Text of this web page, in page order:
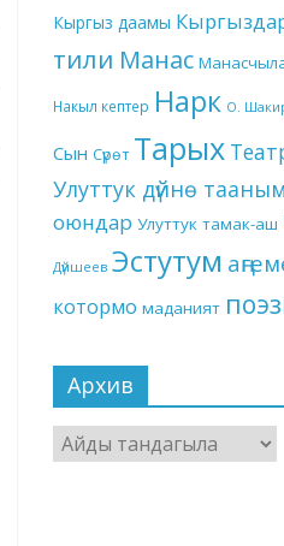
Кыргыз даамы
тили Манас
Накыл кептер Нарк О.
Сын Сүрөт Тарых
Улуттук дүйнө тааным
оюндар Улуттук тамак-аш
Дүйшеев Эстутум
котормо маданият
Архив
Архив